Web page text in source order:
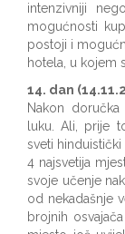
intenzivniji
mogućnosti
postoji i
hotela, u kojem
14. dan
Nakon
luku. Ali, prije
sveti
4 najsvetija
svoje učenje
od nekadašnje
brojnih